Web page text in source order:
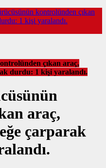
kontrolünden çıkan
1 kişi yaralandı.
çıkan araç,
durdu: 1 kişi yaralandı.
araç,
çarparak